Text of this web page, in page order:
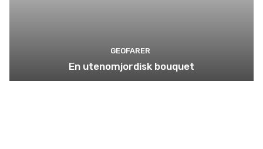
GEOFARER
En utenomjordisk bouquet